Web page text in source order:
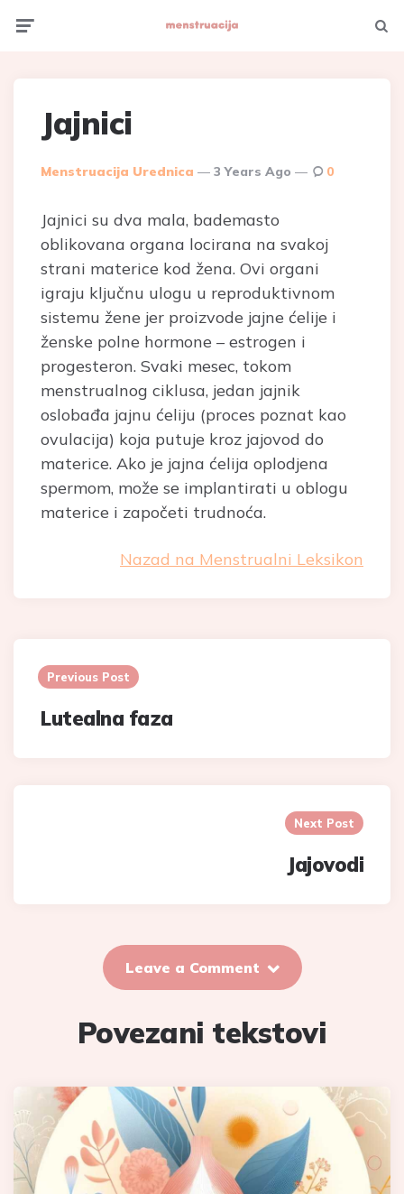
Jajnici
Posted
Menstruacija Urednica 3 Years Ago 0
Jajnici su dva mala, bademasto
oblikovana organa locirana na svakoj
strani materice kod žena. Ovi organi
igraju ključnu ulogu u reproduktivnom
sistemu žene jer proizvode jajne ćelije i
ženske polne hormone – estrogen i
progesteron. Svaki mesec, tokom
menstrualnog ciklusa, jedan jajnik
oslobađa jajnu ćeliju (proces poznat kao
ovulacija) koja putuje kroz jajovod do
materice. Ako je jajna ćelija oplodjena
spermom, može se implantirati u oblogu
materice i započeti trudnoća.
Nazad na Menstrualni Leksikon
navigation
Previous Post
Lutealna faza
Next Post
Jajovodi
Leave a Comment
Povezani tekstovi